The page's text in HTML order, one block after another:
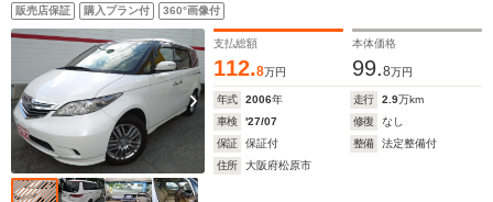
ブル
エアコン HIDヘッドランプ ETC スマートキーシステ
ム
販売店保証 購入プラン付 360°画像付
支払総額
112.8万円
本体価格
99.8万円
年式 2006年 走行 2.9万km
車検
'27/07 修復
なし
保証
保証付 整備
法定整備付
住所
大阪府松原市